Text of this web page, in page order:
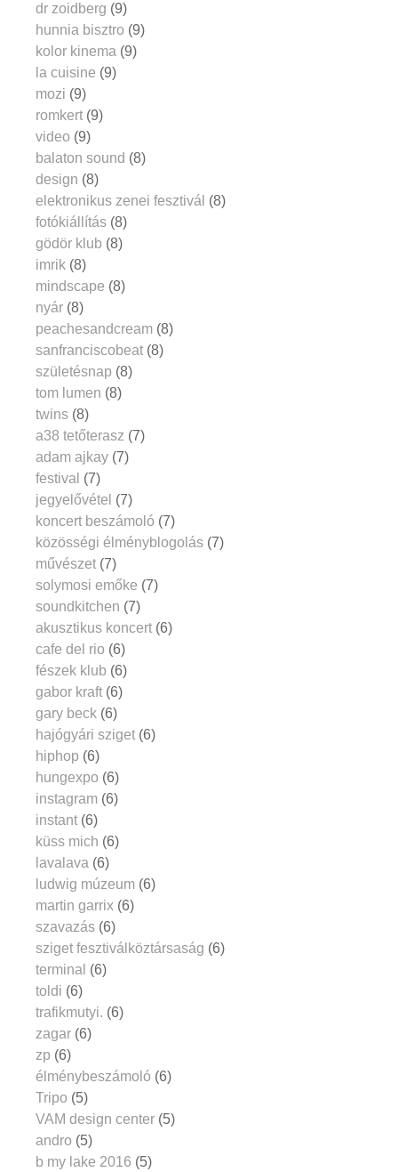
dr zoidberg (9)
hunnia bisztro (9)
kolor kinema (9)
la cuisine (9)
mozi (9)
romkert (9)
video (9)
balaton sound (8)
design (8)
elektronikus zenei fesztivál (8)
fotókiállítás (8)
gödör klub (8)
imrik (8)
mindscape (8)
nyár (8)
peachesandcream (8)
sanfranciscobeat (8)
születésnap (8)
tom lumen (8)
twins (8)
a38 tetőterasz (7)
adam ajkay (7)
festival (7)
jegyelővétel (7)
koncert beszámoló (7)
közösségi élményblogolás (7)
művészet (7)
solymosi emőke (7)
soundkitchen (7)
akusztikus koncert (6)
cafe del rio (6)
fészek klub (6)
gabor kraft (6)
gary beck (6)
hajógyári sziget (6)
hiphop (6)
hungexpo (6)
instagram (6)
instant (6)
küss mich (6)
lavalava (6)
ludwig múzeum (6)
martin garrix (6)
szavazás (6)
sziget fesztiválköztársaság (6)
terminal (6)
toldi (6)
trafikmutyi. (6)
zagar (6)
zp (6)
élménybeszámoló (6)
Tripo (5)
VAM design center (5)
andro (5)
b my lake 2016 (5)